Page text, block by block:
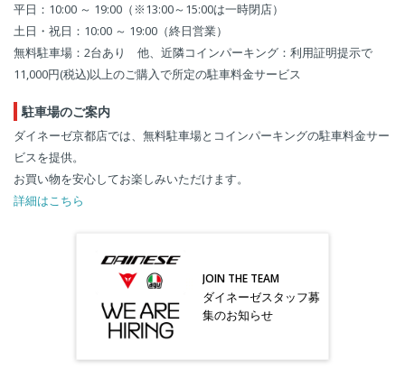
平日：10:00 ～ 19:00（※13:00～15:00は一時閉店）
土日・祝日：10:00 ～ 19:00（終日営業）
無料駐車場：2台あり 他、近隣コインパーキング：利用証明提示で
11,000円(税込)以上のご購入で所定の駐車料金サービス
駐車場のご案内
ダイネーゼ京都店では、無料駐車場とコインパーキングの駐車料金サー
ビスを提供。
お買い物を安心してお楽しみいただけます。
詳細はこちら
JOIN THE TEAM
ダイネーゼスタッフ募
集のお知らせ